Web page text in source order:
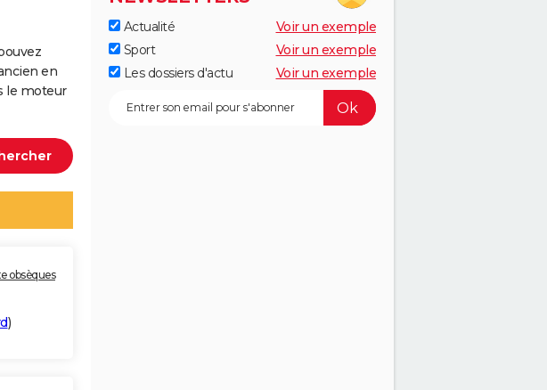
en
le moteur
obsèques
)
Actualité
Voir un exemple
Sport
Voir un exemple
Les dossiers d'actu
Voir un exemple